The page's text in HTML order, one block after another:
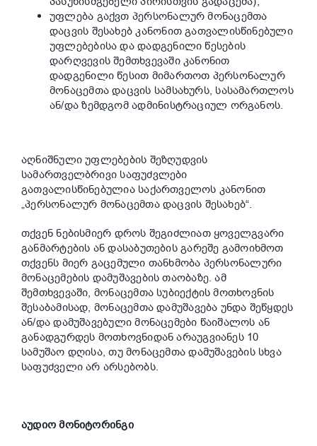
უფლება გაქვთ პერსონალურ მონაცემთა
დაცვის შესახებ კანონით გათვალისწინებული
უფლებებისა და დადგენილი წესების
დარღვევის შემთხვევაში კანონით
დადგენილი წესით მიმართოთ პერსონალურ
მონაცემთა დაცვის სამსახურს, სასამართლოს
ან/და ზემდგომ ადმინისტრაციულ ორგანოს.
აღნიშნული უფლებების შეზღუდვის
სამართველბრივი საფუძვლები
გათვალისწინებულია საქართველოს კანონით
„პერსონალურ მონაცემთა დაცვის შესახებ“.
თქვენ ნებისმიერ დროს შეგიძლიათ ყოველგვარი
განმარტების ან დასაბუთების გარეშე გამოიხმოთ
თქვენს მიერ გაცემული თანხმობა პერსონალური
მონაცემების დამუშავების თაობაზე. ამ
შემთხვევაში, მონაცემთა სუბიექტის მოთხოვნის
შესაბამისად, მონაცემთა დამუშავება უნდა შეწყდეს
ან/და დამუშავებული მონაცემები წაიშალოს ან
განადგურდეს მოთხოვნიდან არაუგვიანეს 10
სამუშაო დღისა, თუ მონაცემთა დამუშავების სხვა
საფუძველი არ არსებობს.
აუდიო მონიტორინგი